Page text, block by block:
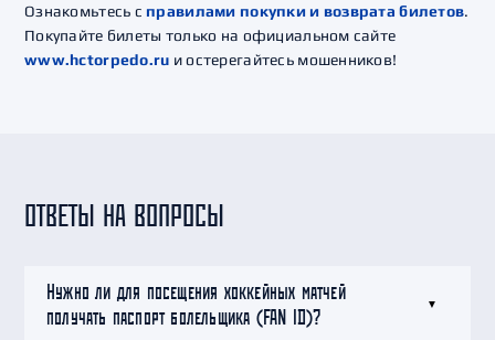
Ознакомьтесь справилами покупки и возврата билетов.
Покупайте билеты только на официальном сайте
www.hctorpedo.ru и остерегайтесь мошенников!
ОТВЕТЫ НА ВОПРОСЫ
Нужно ли для посещения хоккейных матчей
получать паспорт болельщика (FAN ID)?